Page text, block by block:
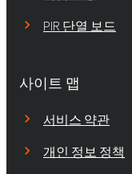
PIR 단열 보드
사이트 맵
서비스 약관
개인 정보 정책